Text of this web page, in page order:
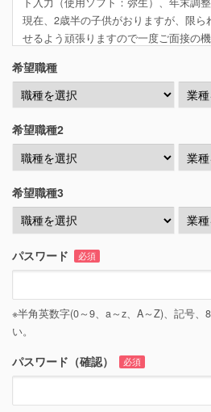
現在、2歳半の子供がおりますが、限
せるよう頑張りますので一度ご面接の
取得資格：簿記3級
経理職記入例
毎月の伝票処理、年間の予算編成や決
給与計算業務を経験しております。
また、通常業務だけでは無く、経理・
にも積極的に取り組んで参りました。
もっと経験と知識を積みたいと思い、
学生記入例
先日簿記3級を取得したのをきっかけに
もしインターンや学生向けのアルバイ
いと思い、応募しました。
希望職種
希望職種2
希望職種3
パスワード 必須
※半角英数字(0～9、a～z、A～Z)、記号、
い。
パスワード（確認） 必須